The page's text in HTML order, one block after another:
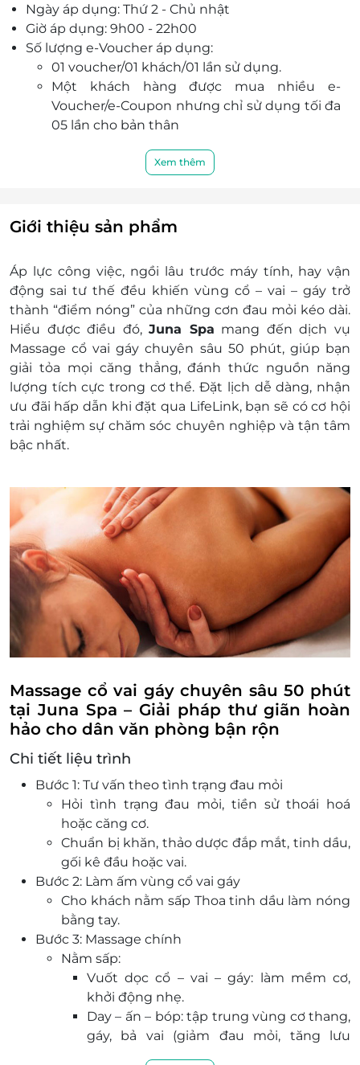
Ngày áp dụng: Thứ 2 - Chủ nhật
Giờ áp dụng: 9h00 - 22h00
Số lượng e-Voucher áp dụng:
01 voucher/01 khách/01 lần sử dụng.
Một khách hàng được mua nhiều e-
Voucher/e-Coupon nhưng chỉ sử dụng tối đa
05 lần cho bản thân
đến để được phục vụ tốt nhất:
Địa chỉ: 622 Đ. Lũy Bán Bích, Tân Thành, Tân
Phú, Hồ Chí Minh
Một khách hàng được mua nhiều e-
Voucher/e-Coupon
e-Voucher/e-Coupon không có giá trị quy đổi
thành tiền mặt, không trả lại tiền thừa
Không áp dụng đồng thời cùng lúc với các
chương trình khuyến mại khác.
Xem thêm
Giới thiệu sản phẩm
Áp lực công việc, ngồi lâu trước máy tính, hay vận
động sai tư thế đều khiến vùng cổ – vai – gáy trở
thành “điểm nóng” của những cơn đau mỏi kéo dài.
Hiểu được điều đó,Juna Spa mang đến dịch vụ
Massage cổ vai gáy chuyên sâu 50 phút, giúp bạn
giải tỏa mọi căng thẳng, đánh thức nguồn năng
lượng tích cực trong cơ thể. Đặt lịch dễ dàng, nhận
ưu đãi hấp dẫn khi đặt qua LifeLink, bạn sẽ có cơ hội
trải nghiệm sự chăm sóc chuyên nghiệp và tận tâm
bậc nhất.
Massage cổ vai gáy chuyên sâu 50 phút
tại Juna Spa – Giải pháp thư giãn hoàn
hảo cho dân văn phòng bận rộn
Chi tiết liệu trình
Bước 1: Tư vấn theo tình trạng đau mỏi
Hỏi tình trạng đau mỏi, tiền sử thoái hoá
hoặc căng cơ.
Chuẩn bị khăn, thảo dược đắp mắt, tinh dầu,
gối kê đầu hoặc vai.
Bước 2: Làm ấm vùng cổ vai gáy
Cho khách nằm sấp Thoa tinh dầu làm nóng
bằng tay.
Bước 3: Massage chính
Nằm sấp:
Vuốt dọc cổ – vai – gáy: làm mềm cơ,
khởi động nhẹ.
Day – ấn – bóp: tập trung vùng cơ thang,
gáy, bả vai (giảm đau mỏi, tăng lưu